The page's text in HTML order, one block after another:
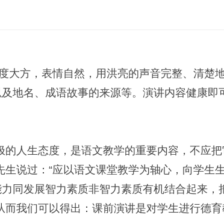
大方，表情自然，用洪亮的声音完整、清楚
地名、成语故事的来源等。演讲内容健康即
人生态度，是语文教学的重要内容，不应
说过：“应以语文课堂教学为轴心，向学生
同发展智力素质非智力素质有机结合起来，
我们可以得出：课前演讲是对学生进行德